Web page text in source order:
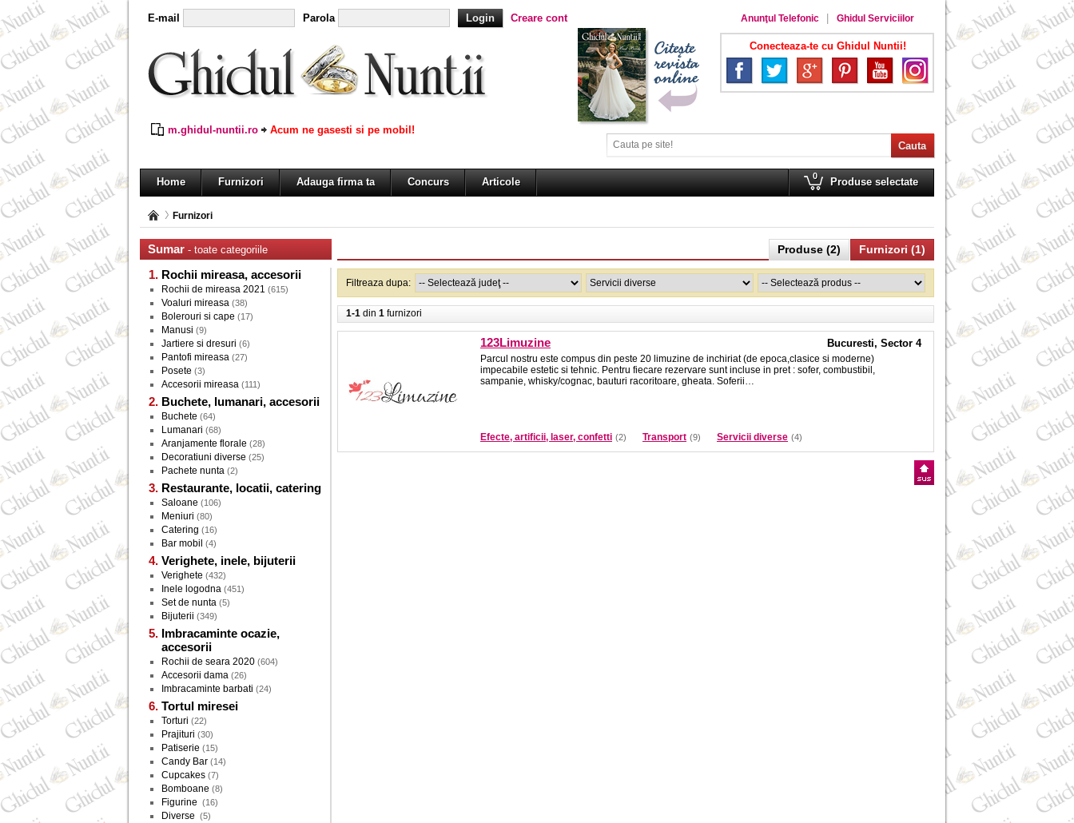
E-mail Parola Creare cont Anunţul Telefonic Ghidul Serviciilor
Conecteaza-te cu Ghidul Nuntii!
m.ghidul-nuntii.ro Acum ne gasesti si pe mobil!
0 Produse selectate
Home Furnizori Adauga firma ta Concurs Articole
Furnizori
Sumar - toate categoriile
Rochii mireasa, accesorii
Rochii de mireasa 2021 (615)
Voaluri mireasa (38)
Bolerouri si cape (17)
Manusi (9)
Jartiere si dresuri (6)
Pantofi mireasa (27)
Posete (3)
Accesorii mireasa (111)
Buchete, lumanari, accesorii
Buchete (64)
Lumanari (68)
Aranjamente florale (28)
Decoratiuni diverse (25)
Pachete nunta (2)
Restaurante, locatii, catering
Saloane (106)
Meniuri (80)
Catering (16)
Bar mobil (4)
Verighete, inele, bijuterii
Verighete (432)
Inele logodna (451)
Set de nunta (5)
Bijuterii (349)
Imbracaminte ocazie,
accesorii
Rochii de seara 2020 (604)
Accesorii dama (26)
Imbracaminte barbati (24)
Tortul miresei
Torturi (22)
Prajituri (30)
Patiserie (15)
Candy Bar (14)
Cupcakes (7)
Bomboane (8)
Figurine (16)
Diverse (5)
Produse (2) Furnizori (1)
Filtreaza dupa:
1-1 din 1 furnizori
Bucuresti, Sector 4
123Limuzine
Parcul nostru este compus din peste 20 limuzine de inchiriat (de epoca,clasice si moderne)
impecabile estetic si tehnic. Pentru fiecare rezervare sunt incluse in pret : sofer, combustibil,
sampanie, whisky/cognac, bauturi racoritoare, gheata. Soferii…
Efecte, artificii, laser, confetti (2) Transport (9) Servicii diverse (4)